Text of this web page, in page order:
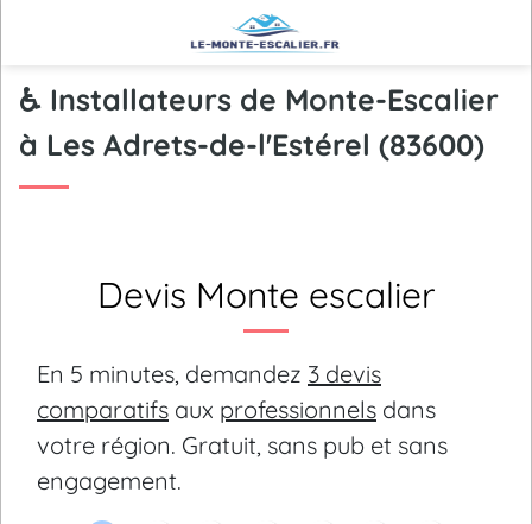
♿ Installateurs de Monte-Escalier
à Les Adrets-de-l'Estérel (83600)
Devis Monte escalier
En 5 minutes, demandez 3 devis
comparatifs aux professionnels dans
votre région. Gratuit, sans pub et sans
engagement.